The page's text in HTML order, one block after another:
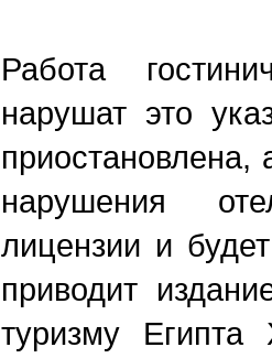
Работа
нарушат это
приостановлена,
нарушения
лицензии и
приводит
туризму